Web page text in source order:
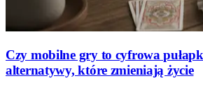
Czy mobilne gry to cyfrowa
alternatywy, które zmieniają życie